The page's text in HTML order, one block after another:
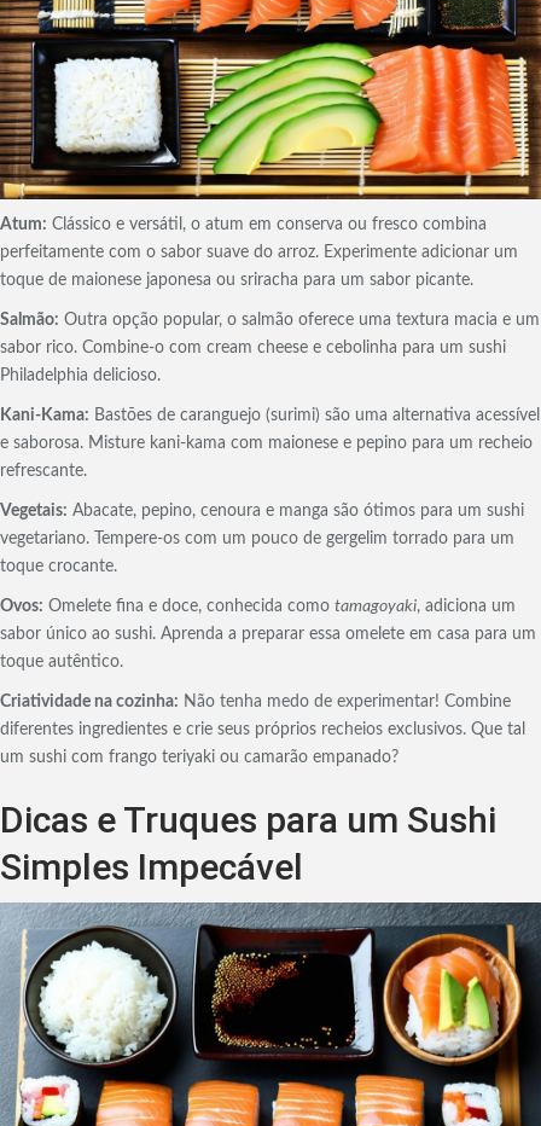
Atum: Clássico e versátil, o atum em conserva ou fresco combina
perfeitamente com o sabor suave do arroz. Experimente adicionar um
toque de maionese japonesa ou sriracha para um sabor picante.
Salmão: Outra opção popular, o salmão oferece uma textura macia e um
sabor rico. Combine-o com cream cheese e cebolinha para um sushi
Philadelphia delicioso.
Kani-Kama: Bastões de caranguejo (surimi) são uma alternativa acessível
e saborosa. Misture kani-kama com maionese e pepino para um recheio
refrescante.
Vegetais: Abacate, pepino, cenoura e manga são ótimos para um sushi
vegetariano. Tempere-os com um pouco de gergelim torrado para um
toque crocante.
Ovos: Omelete fina e doce, conhecida como tamagoyaki, adiciona um
sabor único ao sushi. Aprenda a preparar essa omelete em casa para um
toque autêntico.
Criatividade na cozinha: Não tenha medo de experimentar! Combine
diferentes ingredientes e crie seus próprios recheios exclusivos. Que tal
um sushi com frango teriyaki ou camarão empanado?
Dicas e Truques para um Sushi
Simples Impecável